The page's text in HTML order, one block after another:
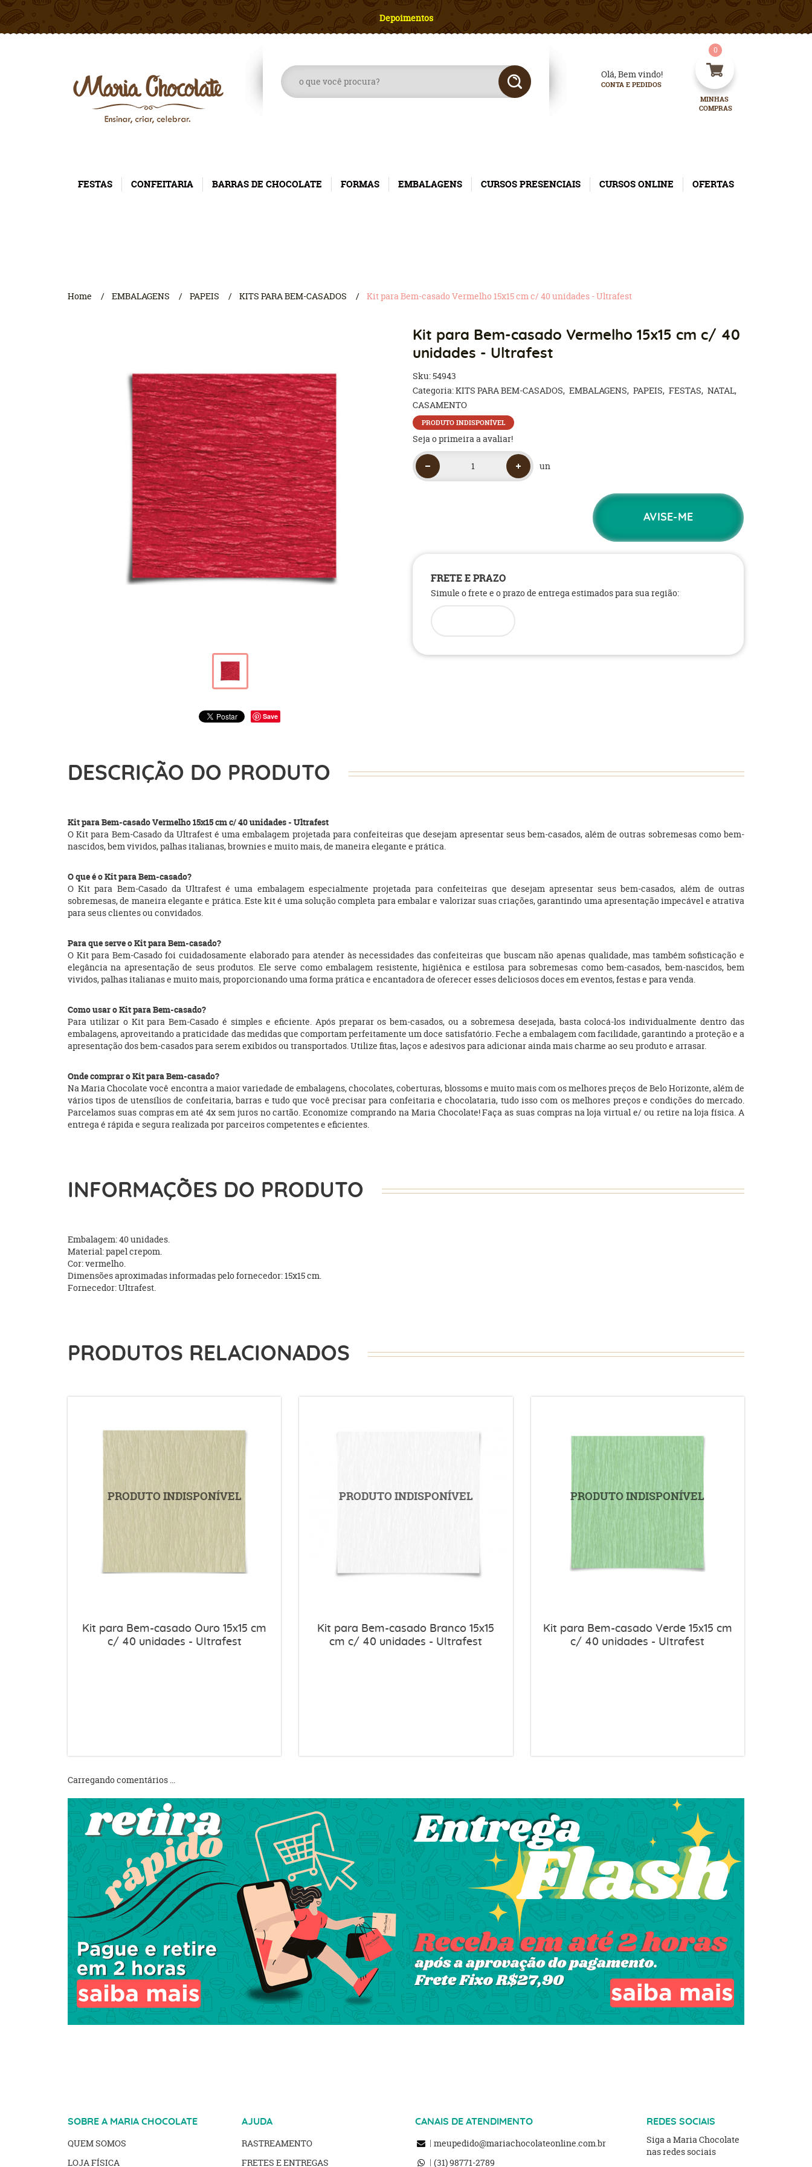
Depoimentos
Olá, Bem vindo!
CONTA E PEDIDOS
MINHAS
COMPRAS
0
FESTAS CONFEITARIA BARRAS DE CHOCOLATE FORMAS EMBALAGENS CURSOS PRESENCIAIS CURSOS ONLINE OFERTAS
Home EMBALAGENS PAPEIS KITS PARA BEM-CASADOS Kit para Bem-casado Vermelho 15x15 cm c/ 40 unidades - Ultrafest
Save
Kit para Bem-casado Vermelho 15x15 cm c/ 40
unidades - Ultrafest
Sku:54943
Categoria:KITS PARA BEM-CASADOS EMBALAGENS PAPEIS FESTAS NATAL
CASAMENTO
PRODUTO INDISPONÍVEL
Seja o primeira a avaliar!
un
AVISE-ME
FRETE E PRAZO
Simule o frete e o prazo de entrega estimados para sua região:
DESCRIÇÃO DO PRODUTO
Kit para Bem-casado Vermelho 15x15 cm c/ 40 unidades - Ultrafest
O Kit para Bem-Casado da Ultrafest é uma embalagem projetada para confeiteiras que desejam apresentar seus bem-casados, além de outras sobremesas como bem-
nascidos, bem vividos, palhas italianas, brownies e muito mais, de maneira elegante e prática.
O que é o Kit para Bem-casado?
O Kit para Bem-Casado da Ultrafest é uma embalagem especialmente projetada para confeiteiras que desejam apresentar seus bem-casados, além de outras
sobremesas, de maneira elegante e prática. Este kit é uma solução completa para embalar e valorizar suas criações, garantindo uma apresentação impecável e atrativa
para seus clientes ou convidados.
Para que serve o Kit para Bem-casado?
O Kit para Bem-Casado foi cuidadosamente elaborado para atender às necessidades das confeiteiras que buscam não apenas qualidade, mas também sofisticação e
elegância na apresentação de seus produtos. Ele serve como embalagem resistente, higiênica e estilosa para sobremesas como bem-casados, bem-nascidos, bem
vividos, palhas italianas e muito mais, proporcionando uma forma prática e encantadora de oferecer esses deliciosos doces em eventos, festas e para venda.
Como usar o Kit para Bem-casado?
Para utilizar o Kit para Bem-Casado é simples e eficiente. Após preparar os bem-casados, ou a sobremesa desejada, basta colocá-los individualmente dentro das
embalagens, aproveitando a praticidade das medidas que comportam perfeitamente um doce satisfatório. Feche a embalagem com facilidade, garantindo a proteção e a
apresentação dos bem-casados para serem exibidos ou transportados. Utilize fitas, laços e adesivos para adicionar ainda mais charme ao seu produto e arrasar.
Onde comprar o Kit para Bem-casado?
Na Maria Chocolate você encontra a maior variedade de embalagens, chocolates, coberturas, blossoms e muito mais com os melhores preços de Belo Horizonte, além de
vários tipos de utensílios de confeitaria, barras e tudo que você precisar para confeitaria e chocolataria, tudo isso com os melhores preços e condições do mercado.
Parcelamos suas compras em até 4x sem juros no cartão. Economize comprando na Maria Chocolate! Faça as suas compras na loja virtual e/ ou retire na loja física. A
entrega é rápida e segura realizada por parceiros competentes e eficientes.
INFORMAÇÕES DO PRODUTO
Embalagem: 40 unidades.
Material: papel crepom.
Cor: vermelho.
Dimensões aproximadas informadas pelo fornecedor: 15x15 cm.
Fornecedor: Ultrafest.
PRODUTOS RELACIONADOS
Kit para Bem-casado Ouro 15x15 cm
c/ 40 unidades - Ultrafest
Kit para Bem-casado Branco 15x15
cm c/ 40 unidades - Ultrafest
Kit para Bem-casado Verde 15x15 cm
c/ 40 unidades - Ultrafest
Carregando comentários ...
SOBRE A MARIA CHOCOLATE
QUEM SOMOS
LOJA FÍSICA
AJUDA
RASTREAMENTO
FRETES E ENTREGAS
CANAIS DE ATENDIMENTO
meupedido@mariachocolateonline.com.br
(31)98771-2789
REDES SOCIAIS
Siga a Maria Chocolate
nas redes sociais